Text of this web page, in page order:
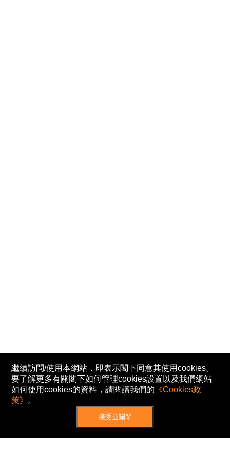
繼續訪問/使用本網站，即表示閣下同意其使用cookies。
要了解更多有關閣下如何管理cookies設置以及我們網站
如何使用cookies的資料，請閱讀我們的 《Cookies政
策》 。
接受並關閉